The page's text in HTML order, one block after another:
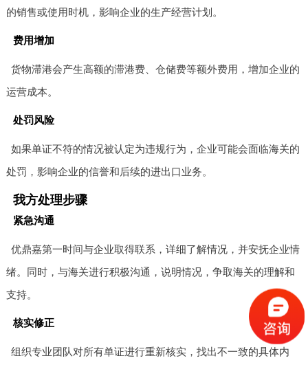
的销售或使用时机，影响企业的生产经营计划。
费用增加
货物滞港会产生高额的滞港费、仓储费等额外费用，增加企业的
运营成本。
处罚风险
如果单证不符的情况被认定为违规行为，企业可能会面临海关的
处罚，影响企业的信誉和后续的进出口业务。
我方处理步骤
紧急沟通
优鼎嘉第一时间与企业取得联系，详细了解情况，并安抚企业情
绪。同时，与海关进行积极沟通，说明情况，争取海关的理解和
支持。
核实修正
组织专业团队对所有单证进行重新核实，找出不一致的具体内